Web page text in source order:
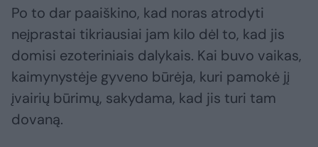
Po to dar paaiškino, kad noras atrodyti
neįprastai tikriausiai jam kilo dėl to, kad jis
domisi ezoteriniais dalykais. Kai buvo vaikas,
kaimynystėje gyveno būrėja, kuri pamokė jį
įvairių būrimų, sakydama, kad jis turi tam
dovaną.